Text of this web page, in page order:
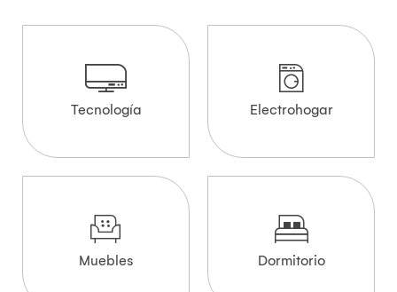
Tecnología Electrohogar
Muebles Dormitorio